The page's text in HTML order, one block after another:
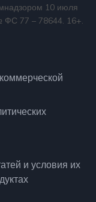
10 июля
ФС 77 – 78644. 16+.
и условия их